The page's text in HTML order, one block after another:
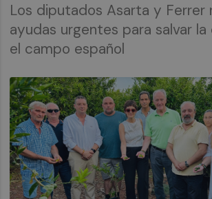
Los diputados Asarta y Ferrer
ayudas urgentes para salvar
el campo español